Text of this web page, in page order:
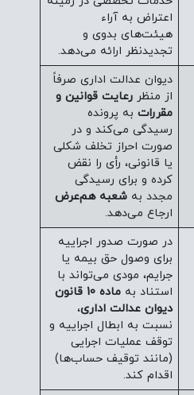
اعتراض به آراء
هیئت‌های بدوی و
تجدیدنظر ارائه می‌دهد.
دیوان عدالت اداری صرفاً
از منظررعایت قوانین و
مقررات به پرونده
رسیدگی می‌کند و در
صورت احراز تخلف شکلی
یا قانونی، رأی را نقض
کرده و برای رسیدگی
مجدد بهشعبه هم‌عرض
ارجاع می‌دهد.
در صورت صدور اجراییه
برای وصول حق بیمه یا
جرایم، مودی می‌تواند با
استناد به
ماده 10 قانون
دیوان عدالت اداری،
نسبت به ابطال اجراییه و
توقف عملیات اجرایی
(مانند توقیف حساب‌ها)
اقدام کند.